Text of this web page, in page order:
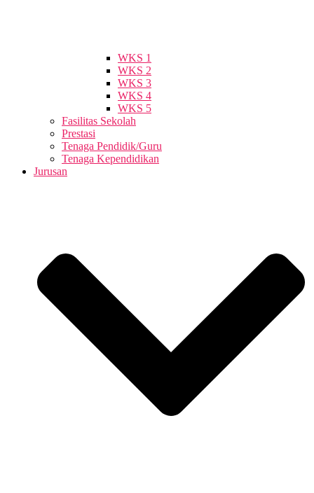
WKS 1
WKS 2
WKS 3
WKS 4
WKS 5
Fasilitas Sekolah
Prestasi
Tenaga Pendidik/Guru
Tenaga Kependidikan
Jurusan